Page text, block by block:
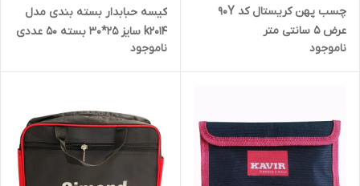
چسب پهن کریستال کد 90Y
عرض 5 سانتی متر
ناموجود
کیسه حبابدار بسته بندی مدل
k2014 سایز 25*30 بسته 50 عددی
ناموجود